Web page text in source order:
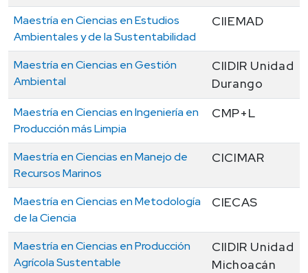
Maestría en Ciencias en Estudios
Ambientales y de la Sustentabilidad
CIIEMAD
Maestría en Ciencias en Gestión
Ambiental
CIIDIR Unidad
Durango
Maestría en Ciencias en Ingeniería en
Producción más Limpia
CMP+L
Maestría en Ciencias en Manejo de
Recursos Marinos
CICIMAR
Maestría en Ciencias en Metodología
de la Ciencia
CIECAS
Maestría en Ciencias en Producción
Agrícola Sustentable
CIIDIR Unidad
Michoacán